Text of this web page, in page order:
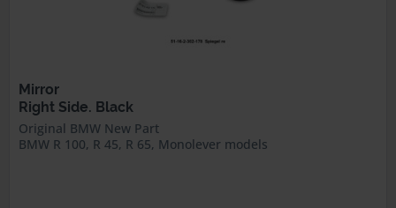
Mirror
Right Side. Black
Original BMW New Part
BMW R 100, R 45, R 65, Monolever models